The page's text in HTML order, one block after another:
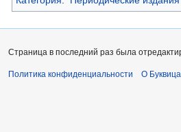
Страница в последний раз была
Политика конфиденциальности О Буквица